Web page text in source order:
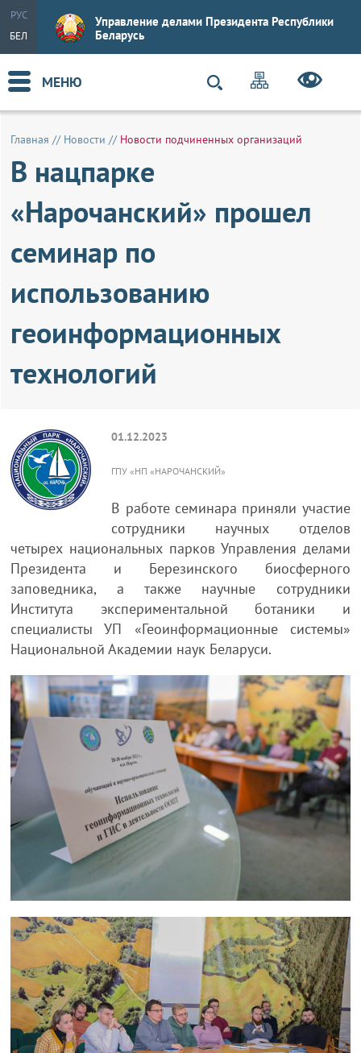
РУС
БЕЛ
Управление делами Президента Республики
Беларусь
МЕНЮ
Главная // Новости // Новости подчиненных организаций
В нацпарке
«Нарочанский» прошел
семинар по
использованию
геоинформационных
технологий
01.12.2023
ГПУ «НП «НАРОЧАНСКИЙ»
В работе семинара приняли участие
сотрудники научных отделов
четырех национальных парков Управления делами
Президента и Березинского биосферного
заповедника, а также научные сотрудники
Института экспериментальной ботаники и
специалисты УП «Геоинформационные системы»
Национальной Академии наук Беларуси.